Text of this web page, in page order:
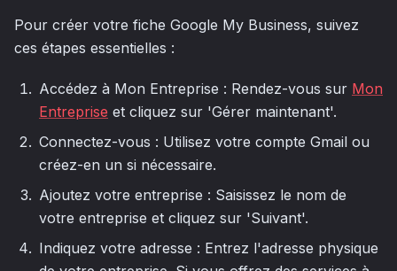
Pour créer votre fiche Google My Business, suivez
ces étapes essentielles :
Accédez à Mon Entreprise : Rendez-vous sur Mon
Entreprise et cliquez sur 'Gérer maintenant'.
Connectez-vous : Utilisez votre compte Gmail ou
créez-en un si nécessaire.
Ajoutez votre entreprise : Saisissez le nom de
votre entreprise et cliquez sur 'Suivant'.
Indiquez votre adresse : Entrez l'adresse physique